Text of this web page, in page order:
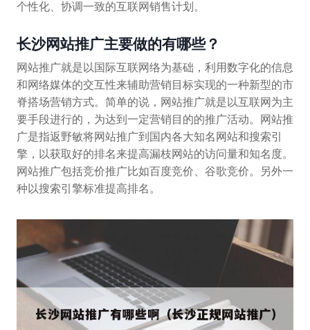
个性化、协调一致的互联网销售计划。
长沙网站推广主要做的有哪些？
网站推广就是以国际互联网络为基础，利用数字化的信息
和网络媒体的交互性来辅助营销目标实现的一种新型的市
脊搭场营销方式。简单的说，网站推广就是以互联网为主
要手段进行的，为达到一定营销目的的推广活动。网站推
广是指返野敏将网站推广到国内各大知名网站和搜索引
擎，以获取好的排名来提高漏枝网站的访问量和知名度。
网站推广包括竞价推广比如百度竞价、谷歌竞价。另外一
种以搜索引擎标准提高排名。